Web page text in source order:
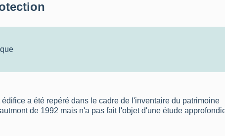
édifice a été repéré dans le cadre de l'inventaire du patrimoine
de 1992 mais n'a pas fait l'objet d'une étude